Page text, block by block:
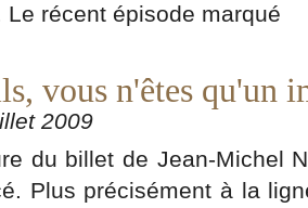
Le récent épisode marqué
vous n'êtes qu'un
2009
du billet de Jean-Michel
Plus précisément à la